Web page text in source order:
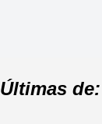
Últimas